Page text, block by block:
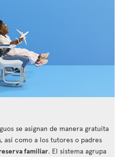
se asignan de manera gratuita
así como a los tutores o padres
familiar. El sistema agrupa